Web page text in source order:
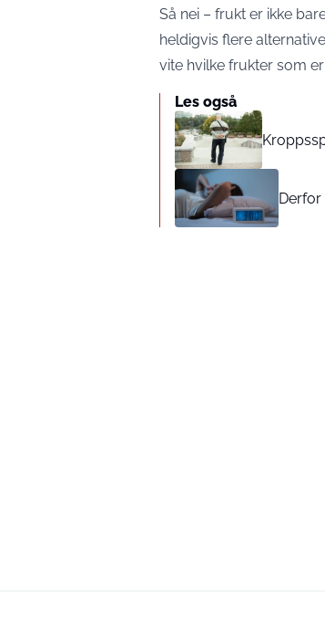
Så nei – frukt er ikke
heldigvis flere
vite hvilke frukter som
Les også